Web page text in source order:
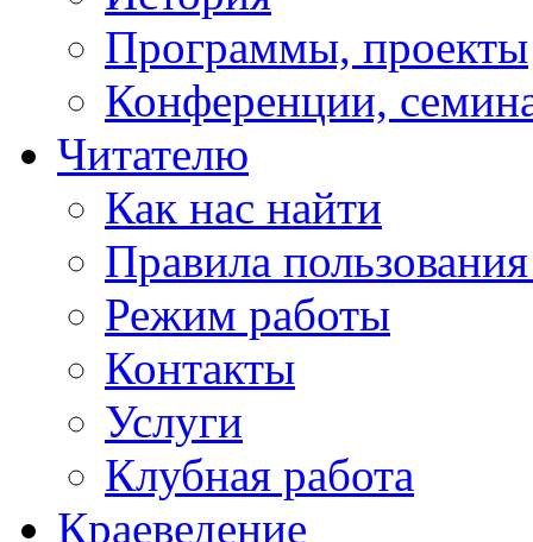
Программы, проекты
Конференции,
Читателю
Как нас найти
Правила
Режим работы
Контакты
Услуги
Клубная работа
Краеведение